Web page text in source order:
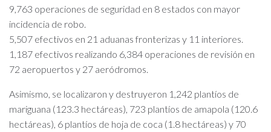
9,763 operaciones de seguridad en 8 estados con mayor
incidencia de robo.
5,507 efectivos en 21 aduanas fronterizas y 11 interiores.
1,187 efectivos realizando 6,384 operaciones de revisión en
72 aeropuertos y 27 aeródromos.
Asimismo, se localizaron y destruyeron 1,242 plantíos de
mariguana (123.3 hectáreas), 723 plantíos de amapola (120.6
hectáreas), 6 plantíos de hoja de coca (1.8 hectáreas) y 70